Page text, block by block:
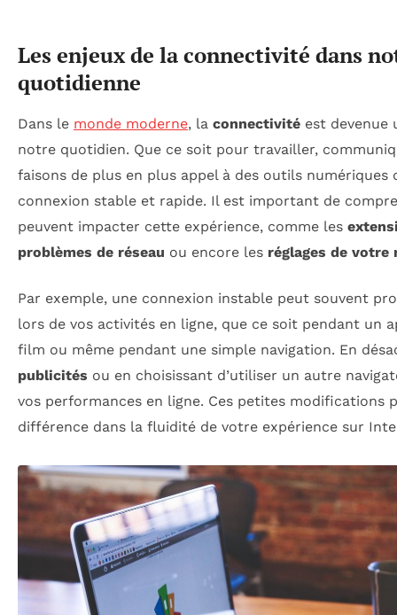
Les enjeux de la connectivité dans
quotidienne
Dans le monde moderne, la connectivité est devenue
notre quotidien. Que ce soit pour travailler,
faisons de plus en plus appel à des outils numériques
connexion stable et rapide. Il est important de
peuvent impacter cette expérience, comme les
problèmes de réseau ou encore les réglages de votre
Par exemple, une connexion instable peut souvent
lors de vos activités en ligne, que ce soit pendant un
film ou même pendant une simple navigation. En
publicités ou en choisissant d’utiliser un autre
vos performances en ligne. Ces petites modifications
différence dans la fluidité de votre expérience sur